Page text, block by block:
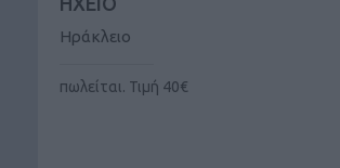
Ηράκλειο
πωλείται. Τιμή 40€